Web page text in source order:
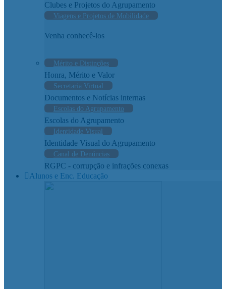
Clubes e Projetos do Agrupamento
Viagens e Projetos de Mobilidade
Venha conhecê-los
Mérito e Distinções
Honra, Mérito e Valor
Secretaria Virtual
Documentos e Notícias internas
Escolas do Agrupamento
Escolas do Agrupamento
Identidade Visual
Identidade Visual do Agrupamento
Canal de Denúncias
RGPC - corrupção e infrações conexas
Alunos e Enc. Educação